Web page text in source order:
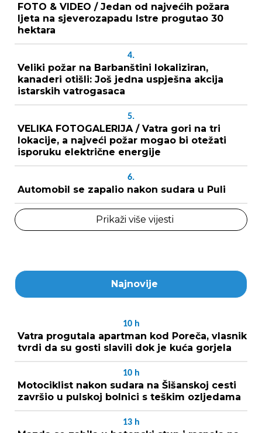
FOTO & VIDEO / Jedan od najvećih požara
ljeta na sjeverozapadu Istre progutao 30
hektara
4.
Veliki požar na Barbanštini lokaliziran,
kanaderi otišli: Još jedna uspješna akcija
istarskih vatrogasaca
5.
VELIKA FOTOGALERIJA / Vatra gori na tri
lokacije, a najveći požar mogao bi otežati
isporuku električne energije
6.
Automobil se zapalio nakon sudara u Puli
Prikaži više vijesti
Najnovije
10 h
Vatra progutala apartman kod Poreča, vlasnik
tvrdi da su gosti slavili dok je kuća gorjela
10 h
Motociklist nakon sudara na Šišanskoj cesti
završio u pulskoj bolnici s teškim ozljedama
13 h